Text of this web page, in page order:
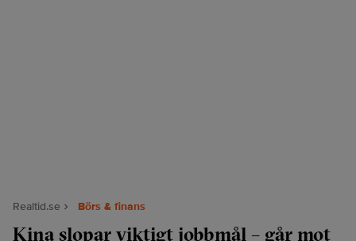
Realtid.se Börs & finans
Kina slopar viktigt jobbmål – går mot